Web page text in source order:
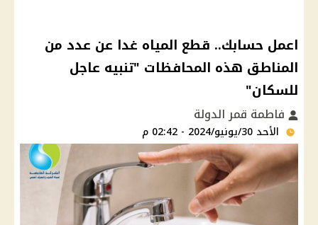
اعمل حسابك.. قطع المياه غدا عن عدد من
المناطق هذه المحافظات "تنبيه عاجل
للسكان"
فاطمة قمر الدولة
الأحد 30/يونيو/2024 - 02:42 م